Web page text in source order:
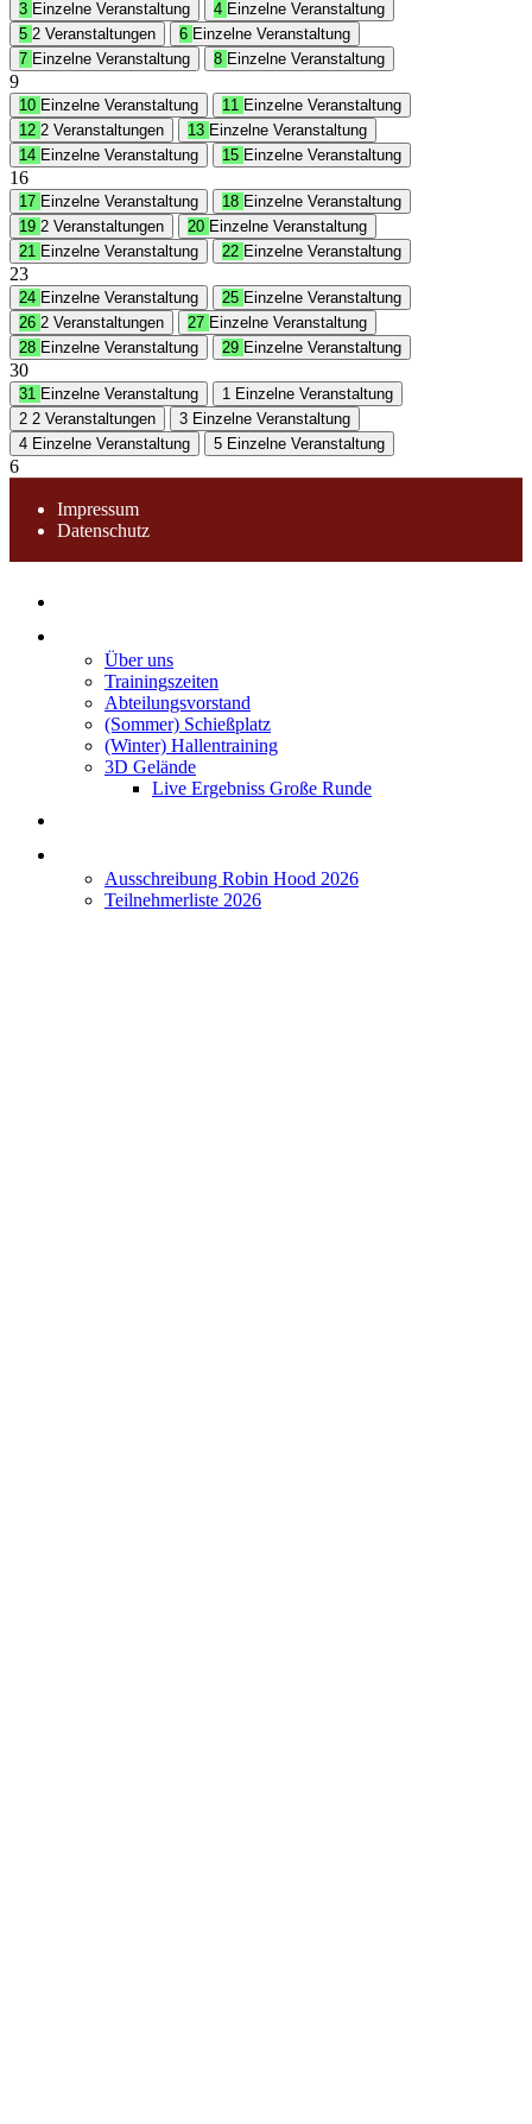
3 Einzelne Veranstaltung 4 Einzelne Veranstaltung
5 2 Veranstaltungen 6 Einzelne Veranstaltung
7 Einzelne Veranstaltung 8 Einzelne Veranstaltung
9
10 Einzelne Veranstaltung 11 Einzelne Veranstaltung
12 2 Veranstaltungen 13 Einzelne Veranstaltung
14 Einzelne Veranstaltung 15 Einzelne Veranstaltung
16
17 Einzelne Veranstaltung 18 Einzelne Veranstaltung
19 2 Veranstaltungen 20 Einzelne Veranstaltung
21 Einzelne Veranstaltung 22 Einzelne Veranstaltung
23
24 Einzelne Veranstaltung 25 Einzelne Veranstaltung
26 2 Veranstaltungen 27 Einzelne Veranstaltung
28 Einzelne Veranstaltung 29 Einzelne Veranstaltung
30
31 Einzelne Veranstaltung 1 Einzelne Veranstaltung
2 2 Veranstaltungen 3 Einzelne Veranstaltung
4 Einzelne Veranstaltung 5 Einzelne Veranstaltung
6
Impressum
Datenschutz
Über uns
Trainingszeiten
Abteilungsvorstand
(Sommer) Schießplatz
(Winter) Hallentraining
3D Gelände
Live Ergebniss Große Runde
Ausschreibung Robin Hood 2026
Teilnehmerliste 2026